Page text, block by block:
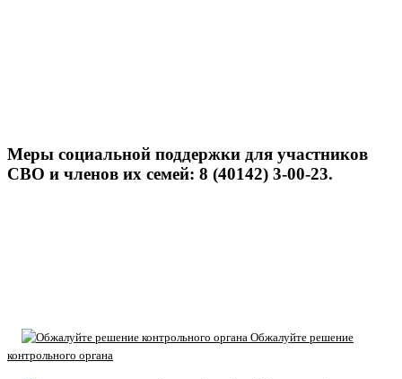
Меры социальной поддержки для участников
СВО и членов их семей: 8 (40142) 3-00-23.
Обжалуйте решение
контрольного органа